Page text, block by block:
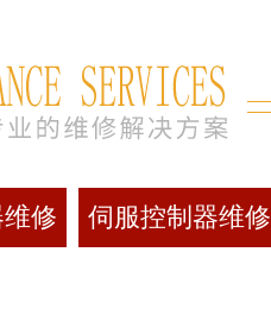
修 伺服控制器维修